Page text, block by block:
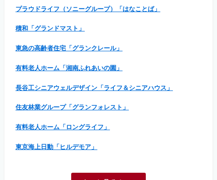
プラウドライフ（ソニーグループ）「はなことば」
積和「グランドマスト」
東急の高齢者住宅「グランクレール」
有料老人ホーム「湘南ふれあいの園」
長谷工シニアウェルデザイン「ライフ＆シニアハウス」
住友林業グループ「グランフォレスト」
有料老人ホーム「ロングライフ」
東京海上日動「ヒルデモア」